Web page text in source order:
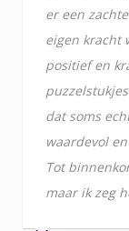
er een
eigen kracht
positief en
dat soms
waardevol
Tot
maar ik zeg